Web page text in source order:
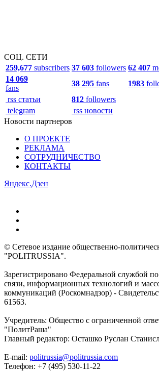
СОЦ. СЕТИ
259,677 subscribers 37 603 followers 62 407
14 069
fans
38 295 fans 1983
rss статьи
812 followers
telegram
rss новости
Новости партнеров
О ПРОЕКТЕ
РЕКЛАМА
СОТРУДНИЧЕСТВО
КОНТАКТЫ
Яндекс.Дзен
© Сетевое издание общественно-
"POLITRUSSIA".
Зарегистрировано Федеральной службой
связи, информационных технологий и
коммуникаций (Роскомнадзор) -
61563.
Учредитель: Общество с ограниченной
"ПолитРаша"
Главный редактор: Осташко Руслан
E-mail: politrussia@politrussia.com
Телефон: +7 (495) 530-11-22